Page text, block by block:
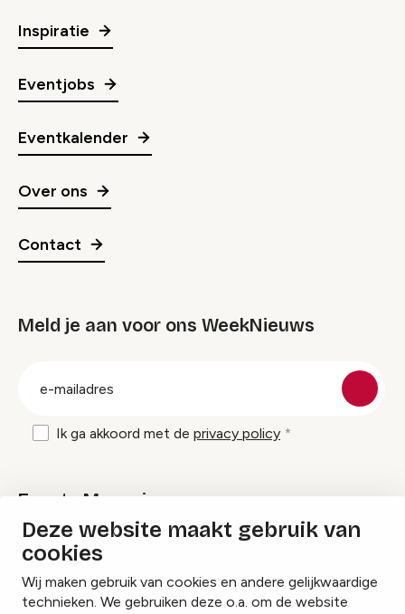
Deze website maakt gebruik van
cookies
Wij maken gebruik van cookies en andere gelijkwaardige
technieken. We gebruiken deze o.a. om de website
Inspiratie
Eventjobs
Eventkalender
Over ons
Contact
Meld je aan voor ons WeekNieuws
Ik ga akkoord met de privacy policy
Events Magazine
Ik ontvang graag Events Magazine